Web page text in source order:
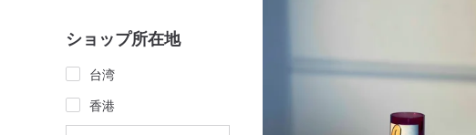
ショップ所在地
台湾
香港